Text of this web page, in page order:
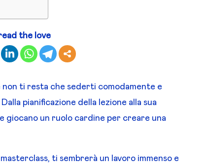
the love
non ti resta che sederti comodamente e
pianificazione della lezione alla sua
giocano un ruolo cardine per creare una
ti sembrerà un lavoro immenso e